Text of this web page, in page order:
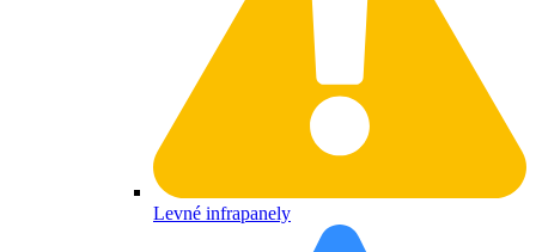
Levné infrapanely